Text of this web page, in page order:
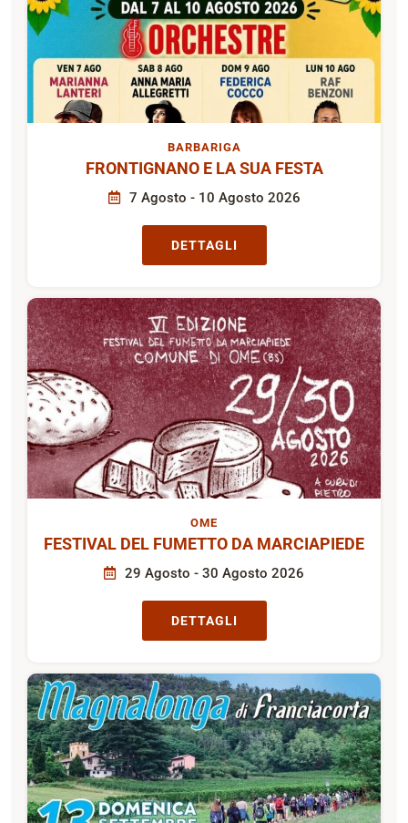
BARBARIGA
FRONTIGNANO E LA SUA FESTA
7 Agosto - 10 Agosto 2026
DETTAGLI
OME
FESTIVAL DEL FUMETTO DA MARCIAPIEDE
29 Agosto - 30 Agosto 2026
DETTAGLI